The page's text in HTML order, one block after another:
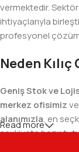
vermektedir.
ihtiyaçlarıyla
profesyonel
Neden
Geniş Stok ve
merkez ofisimizve
alanımızla, en
sevkiyata hazır
Read more